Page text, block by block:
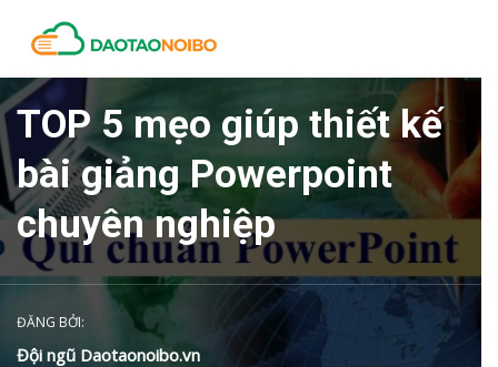
TOP 5 mẹo giúp thiết kế
bài giảng Powerpoint
chuyên nghiệp
ĐĂNG BỞI:
Đội ngũ Daotaonoibo.vn